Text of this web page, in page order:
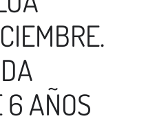
6 AÑOS